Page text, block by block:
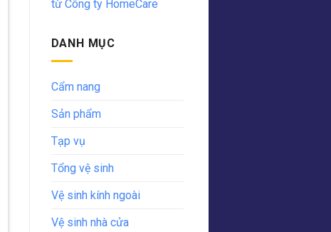
từ Công ty HomeCare
DANH MỤC
Cẩm nang
Sản phẩm
Tạp vụ
Tổng vệ sinh
Vệ sinh kính ngoài
Vệ sinh nhà cửa